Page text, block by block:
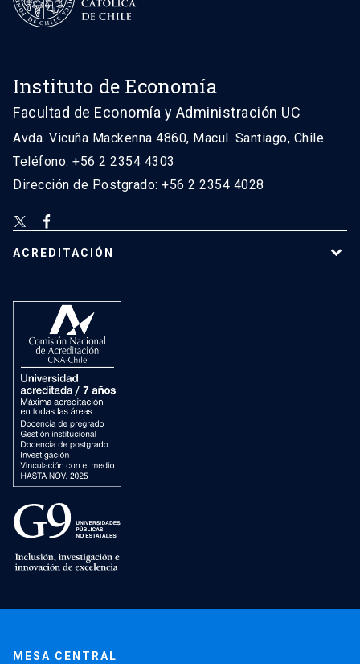
Instituto de Economía
Facultad de Economía y Administración UC
Avda. Vicuña Mackenna 4860, Macul. Santiago, Chile
Teléfono: +56 2 2354 4303
Dirección de Postgrado: +56 2 2354 4028
ACREDITACIÓN
MESA CENTRAL